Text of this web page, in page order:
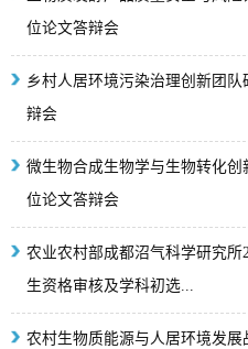
位论文答辩会
乡村人居环境污染治理创新团
辩会
微生物合成生物学与生物转化创
位论文答辩会
农业农村部成都沼气科学研究所
生资格审核及学科初选...
农村生物质能源与人居环境发